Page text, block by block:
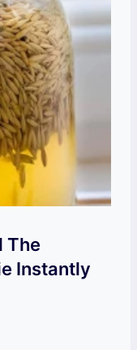
The
Instantly